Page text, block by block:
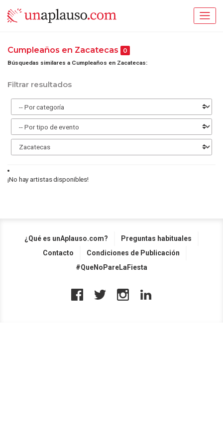
Cumpleaños en Zacatecas 0
Búsquedas similares a Cumpleaños en Zacatecas:
Filtrar resultados
¡No hay artistas disponibles!
¿Qué es unAplauso.com?
Preguntas habituales
Contacto
Condiciones de Publicación
#QueNoPareLaFiesta